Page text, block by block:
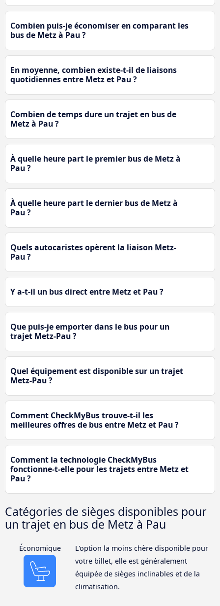
Combien puis-je économiser en comparant les
bus de Metz à Pau ?
En moyenne, combien existe-t-il de liaisons
quotidiennes entre Metz et Pau ?
Combien de temps dure un trajet en bus de
Metz à Pau ?
À quelle heure part le premier bus de Metz à
Pau ?
À quelle heure part le dernier bus de Metz à
Pau ?
Quels autocaristes opèrent la liaison Metz-
Pau ?
Y a-t-il un bus direct entre Metz et Pau ?
Que puis-je emporter dans le bus pour un
trajet Metz-Pau ?
Quel équipement est disponible sur un trajet
Metz-Pau ?
Comment CheckMyBus trouve-t-il les
meilleures offres de bus entre Metz et Pau ?
Comment la technologie CheckMyBus
fonctionne-t-elle pour les trajets entre Metz et
Pau ?
Catégories de sièges disponibles pour
un trajet en bus de Metz à Pau
Économique
L'option la moins chère disponible pour
votre billet, elle est généralement
équipée de sièges inclinables et de la
climatisation.